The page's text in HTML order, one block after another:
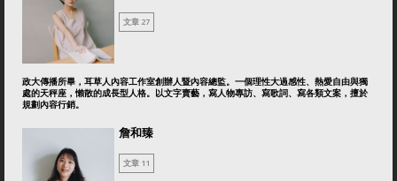
文章 27
政大傳播所畢，耳草人內容工作室創辦人暨內容總監。一個理性大過感性、熱愛自由與獨
處的天秤座，懶散的成長型人格。以文字賣藝，寫人物專訪、寫歌詞、寫各類文案，擅於
規劃內容行銷。
詹和臻
文章 11